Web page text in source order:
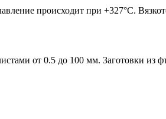
происходит при +327°С.
от 0.5 до 100 мм. Заготовки из